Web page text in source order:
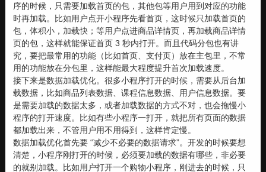
序的时候，只需要加载首页的包，其他包等用户用到对应的功能
时再加载。比如用户点开小程序先看首页，这时候只加载首页的
包，体积小，加载快；等用户点进商品详情页，再加载商品详情
页的包，这样就能保证首页 3 秒内打开。而且代码分包也有讲
究，要把最常用的功能（比如首页、支付页）放在主包里，不常
用的功能放在分包里，这样能最大程度提升首次加载速度。
接下来是数据加载优化。很多小程序打开的时候，需要从后台加
载数据，比如商品列表数据、课程信息数据、用户信息数据。要
是需要加载的数据太多，或者加载数据的方式不对，也会拖慢小
程序的打开速度。比如有些小程序一打开，就把所有页面的数据
都加载出来，不管用户用不用得到，这样肯定慢。
数据加载优化首先要 “减少不必要的数据请求”。开发的时候要想
清楚，小程序刚打开的时候，必须要加载的数据有哪些，非必要
的就别加载。比如用户打开一个购物小程序，刚进去的时候，只